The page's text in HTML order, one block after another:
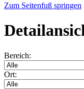
Zum Seitenfuß springen
Bereich:
Ort: